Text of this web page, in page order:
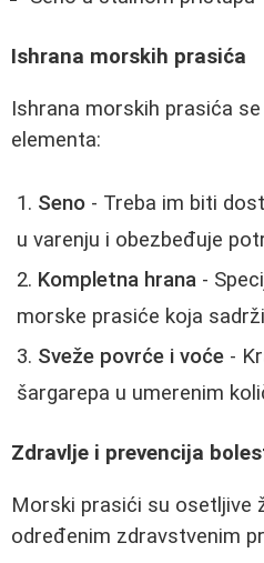
Ishrana morskih prasića
Ishrana morskih prasića
elementa:
Seno - Treba im biti
u varenju i obezbeđuje
Kompletna hrana -
morske prasiće koja
Sveže povrće i voće -
šargarepa u umerenim
Zdravlje i prevencija
Morski prasići su osetljive
određenim zdravstvenim